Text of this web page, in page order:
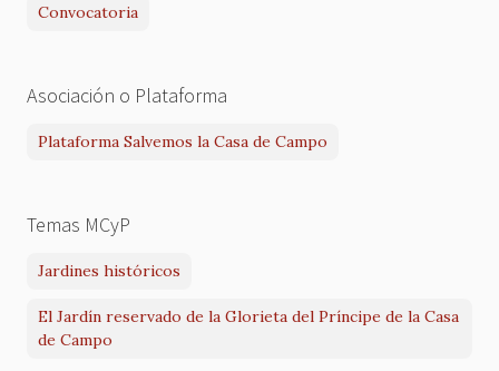
Convocatoria
Asociación o Plataforma
Plataforma Salvemos la Casa de Campo
Temas MCyP
Jardines históricos
El Jardín reservado de la Glorieta del Príncipe de la Casa
de Campo